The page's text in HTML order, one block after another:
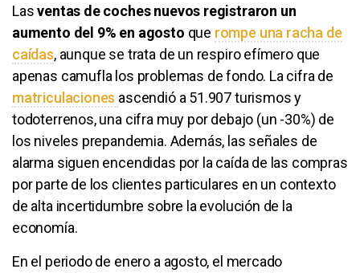
Lasventas de coches nuevos registraron un
aumento del 9% en agosto que rompe una racha de
caídas, aunque se trata de un respiro efímero que
apenas camufla los problemas de fondo. La cifra de
matriculaciones ascendió a 51.907 turismos y
todoterrenos, una cifra muy por debajo (un -30%) de
los niveles prepandemia. Además, las señales de
alarma siguen encendidas por la caída de las compras
por parte de los clientes particulares en un contexto
de alta incertidumbre sobre la evolución de la
economía.
En el periodo de enero a agosto, el mercado